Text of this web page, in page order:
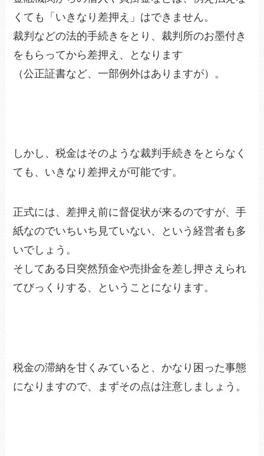
くても「いきなり差押え」はできません。
裁判などの法的手続きをとり、裁判所のお墨付き
をもらってから差押え、となります
（公正証書など、一部例外はありますが）。
しかし、税金はそのような裁判手続きをとらなく
ても、いきなり差押えが可能です。
正式には、差押え前に督促状が来るのですが、手
紙なのでいちいち見ていない、という経営者も多
いでしょう。
そしてある日突然預金や売掛金を差し押さえられ
てびっくりする、ということになります。
税金の滞納を甘くみていると、かなり困った事態
になりますので、まずその点は注意しましょう。